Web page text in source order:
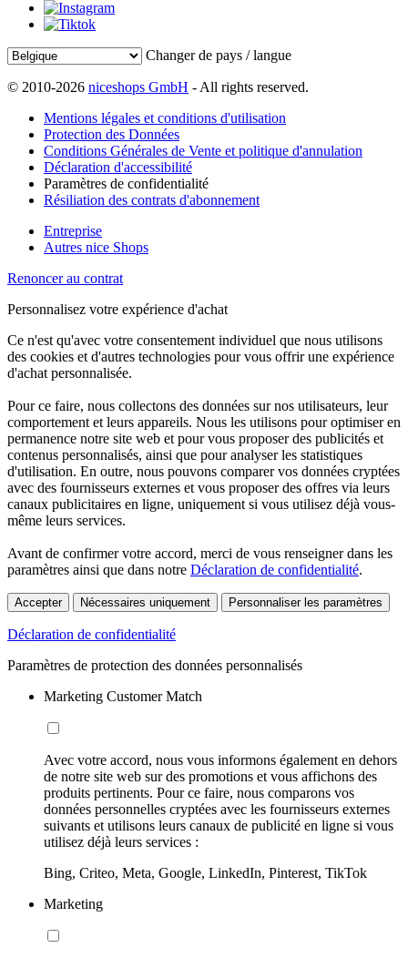
Changer de pays / langue
© 2010-2026 niceshops GmbH - All rights reserved.
Mentions légales et conditions d'utilisation
Protection des Données
Conditions Générales de Vente et politique d'annulation
Déclaration d'accessibilité
Paramètres de confidentialité
Résiliation des contrats d'abonnement
Entreprise
Autres nice Shops
Renoncer au contrat
Personnalisez votre expérience d'achat
Ce n'est qu'avec votre consentement individuel que nous utilisons
des cookies et d'autres technologies pour vous offrir une expérience
d'achat personnalisée.
Pour ce faire, nous collectons des données sur nos utilisateurs, leur
comportement et leurs appareils. Nous les utilisons pour optimiser en
permanence notre site web et pour vous proposer des publicités et
contenus personnalisés, ainsi que pour analyser les statistiques
d'utilisation. En outre, nous pouvons comparer vos données cryptées
avec des fournisseurs externes et vous proposer des offres via leurs
canaux publicitaires en ligne, uniquement si vous utilisez déjà vous-
même leurs services.
Avant de confirmer votre accord, merci de vous renseigner dans les
paramètres ainsi que dans notre Déclaration de confidentialité.
Accepter Nécessaires uniquement Personnaliser les paramètres
Déclaration de confidentialité
Paramètres de protection des données personnalisés
Marketing Customer Match
Avec votre accord, nous vous informons également en dehors
de notre site web sur des promotions et vous affichons des
produits pertinents. Pour ce faire, nous comparons vos
données personnelles cryptées avec les fournisseurs externes
suivants et utilisons leurs canaux de publicité en ligne si vous
utilisez déjà leurs services :
Bing, Criteo, Meta, Google, LinkedIn, Pinterest, TikTok
Marketing